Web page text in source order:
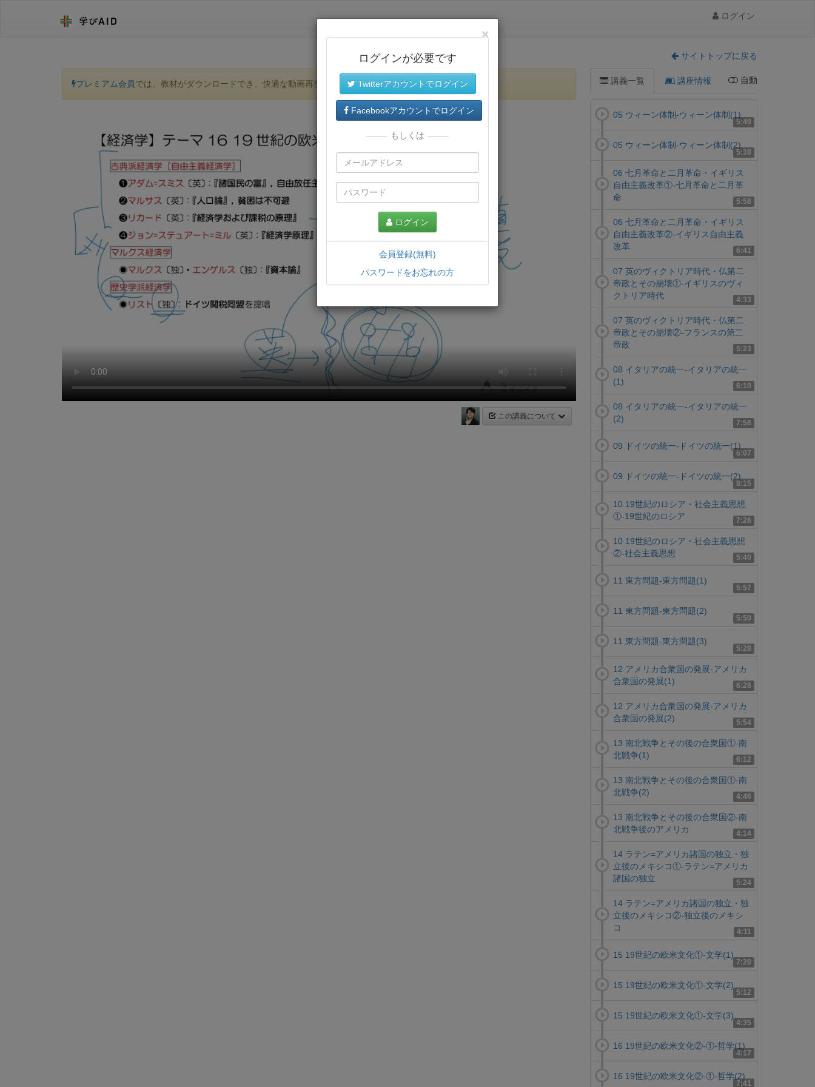
ログイン
サイトトップに戻る
プレミアム会員では、教材がダウンロードでき、快適な動画再生環境が提供されます。
この講義について
講義一覧 講座情報 自動
5:49
05 ウィーン体制-ウィーン体制(1)
5:38
05 ウィーン体制-ウィーン体制(2)
5:58
06 七月革命と二月革命・イギリス
自由主義改革①-七月革命と二月革
命
6:41
06 七月革命と二月革命・イギリス
自由主義改革②-イギリス自由主義
改革
4:33
07 英のヴィクトリア時代・仏第二
帝政とその崩壊①-イギリスのヴィ
クトリア時代
5:23
07 英のヴィクトリア時代・仏第二
帝政とその崩壊②-フランスの第二
帝政
6:10
08 イタリアの統一-イタリアの統一
(1)
7:58
08 イタリアの統一-イタリアの統一
(2)
6:07
09 ドイツの統一-ドイツの統一(1)
8:15
09 ドイツの統一-ドイツの統一(2)
7:26
10 19世紀のロシア・社会主義思想
①-19世紀のロシア
5:40
10 19世紀のロシア・社会主義思想
②-社会主義思想
5:57
11 東方問題-東方問題(1)
5:50
11 東方問題-東方問題(2)
5:28
11 東方問題-東方問題(3)
6:28
12 アメリカ合衆国の発展-アメリカ
合衆国の発展(1)
5:54
12 アメリカ合衆国の発展-アメリカ
合衆国の発展(2)
6:12
13 南北戦争とその後の合衆国①-南
北戦争(1)
4:46
13 南北戦争とその後の合衆国①-南
北戦争(2)
4:14
13 南北戦争とその後の合衆国②-南
北戦争後のアメリカ
5:24
14 ラテン=アメリカ諸国の独立・独
立後のメキシコ①-ラテン=アメリカ
諸国の独立
4:11
14 ラテン=アメリカ諸国の独立・独
立後のメキシコ②-独立後のメキシ
コ
7:20
15 19世紀の欧米文化①-文学(1)
5:12
15 19世紀の欧米文化①-文学(2)
4:35
15 19世紀の欧米文化①-文学(3)
4:17
16 19世紀の欧米文化②-①-哲学(1)
7:41
16 19世紀の欧米文化②-①-哲学(2)
×
ログインが必要です
Twitterアカウントでログイン
Facebookアカウントでログイン
もしくは
ログイン
会員登録(無料)
パスワードをお忘れの方